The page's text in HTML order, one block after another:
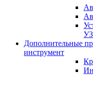
Дополнительные
инструмент